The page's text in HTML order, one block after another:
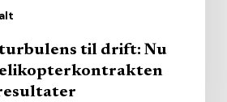
til drift: Nu